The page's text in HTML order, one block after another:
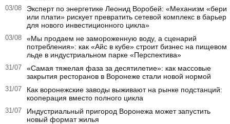
03/08
Эксперт по энергетике Леонид Воробей: «Механизм «бери
или плати» рискует превратить сетевой комплекс в барьер
для нового инвестиционного цикла»
03/08
«Мы продаем не замороженную воду, а сценарий
потребления»: как «Айс в кубе» строит бизнес на пищевом
льде в индустриальном парке «Перспектива»
31/07
«Самая тяжелая фаза за десятилетие»: как массовые
закрытия ресторанов в Воронеже стали новой нормой
31/07
Как воронежские заводы выживают на рынке подстанций:
кооперация вместо полного цикла
31/07
Индустриальный пригород Воронежа может запустить
новый формат жилья